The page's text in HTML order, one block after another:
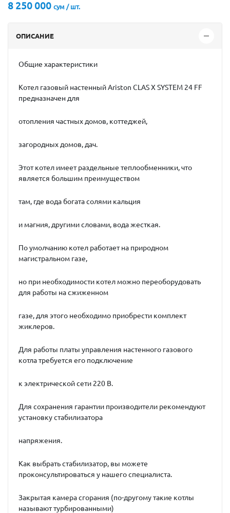
8 250 000 сум / шт.
ОПИСАНИЕ
Общие характеристики
Котел газовый настенный Ariston CLAS X SYSTEM 24 FF
предназначен для
отопления частных домов, коттеджей,
загородных домов, дач.
Этот котел имеет раздельные теплообменники, что
является большим преимуществом
там, где вода богата солями кальция
и магния, другими словами, вода жесткая.
По умолчанию котел работает на природном
магистральном газе,
но при необходимости котел можно переоборудовать
для работы на сжиженном
газе, для этого необходимо приобрести комплект
жиклеров.
Для работы платы управления настенного газового
котла требуется его подключение
к электрической сети 220 В.
Для сохранения гарантии производители рекомендуют
установку стабилизатора
напряжения.
Как выбрать стабилизатор, вы можете
проконсультироваться у нашего специалиста.
Закрытая камера сгорания (по-другому такие котлы
называют турбированными)